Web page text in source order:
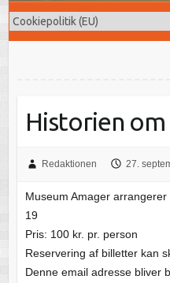
Historien om
Redaktionen 27.
Museum Amager
19
Pris: 100 kr. pr. person
Reservering af billetter kan
Denne email adresse bliver